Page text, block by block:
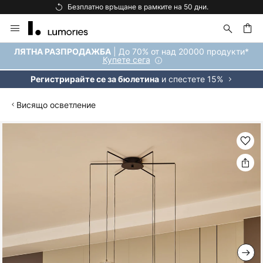
Безплатно връщане в рамките на 50 дни.
Прескачане
към
съдържанието
ЛЯТНА РАЗПРОДАЖБА | До 70% от над 20000 продукти*
Купете сега
Регистрирайте се за бюлетинаи спестете 15%
Висящо осветление